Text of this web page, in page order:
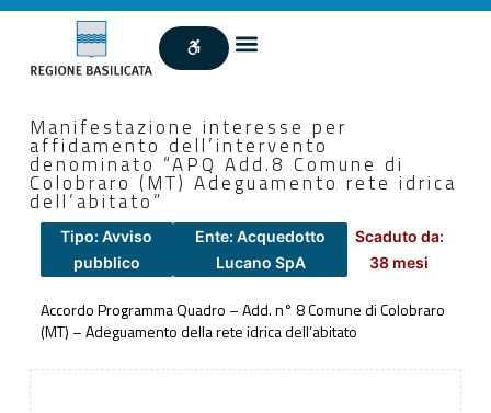
Manifestazione interesse per
affidamento dell’intervento
denominato “APQ Add.8 Comune di
Colobraro (MT) Adeguamento rete idrica
dell’abitato”
Tipo: Avviso
pubblico
Ente: Acquedotto
Lucano SpA
Scaduto da:
38 mesi
Accordo Programma Quadro – Add. n° 8 Comune di Colobraro
(MT) – Adeguamento della rete idrica dell’abitato